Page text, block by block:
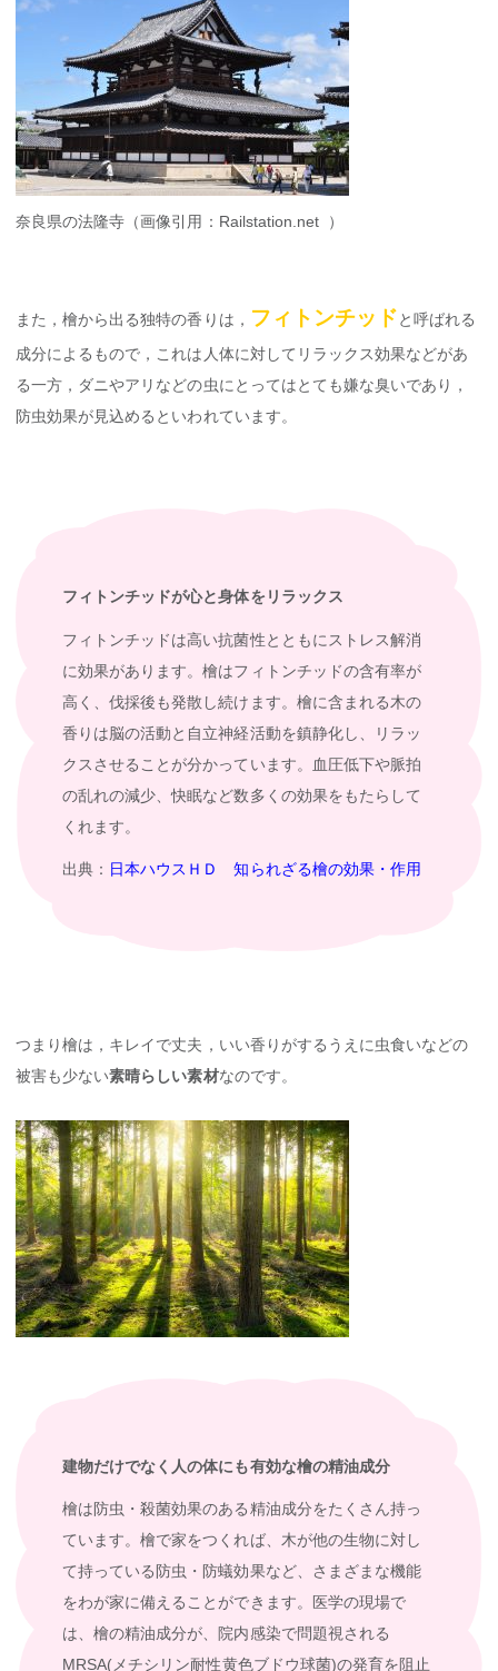
奈良県の法隆寺（画像引用：Railstation.net ）
また，檜から出る独特の香りは， フィトンチッドと呼ばれる
成分によるもので，これは人体に対してリラックス効果などがあ
る一方，ダニやアリなどの虫にとってはとても嫌な臭いであり，
防虫効果が見込めるといわれています。
フィトンチッドが心と身体をリラックス
フィトンチッドは高い抗菌性とともにストレス解消
に効果があります。檜はフィトンチッドの含有率が
高く、伐採後も発散し続けます。檜に含まれる木の
香りは脳の活動と自立神経活動を鎮静化し、リラッ
クスさせることが分かっています。血圧低下や脈拍
の乱れの減少、快眠など数多くの効果をもたらして
くれます。
出典： 日本ハウスＨＤ 知られざる檜の効果・作用
つまり檜は，キレイで丈夫，いい香りがするうえに虫食いなどの
被害も少ない素晴らしい素材なのです。
建物だけでなく人の体にも有効な檜の精油成分
檜は防虫・殺菌効果のある精油成分をたくさん持っ
ています。檜で家をつくれば、木が他の生物に対し
て持っている防虫・防蟻効果など、さまざまな機能
をわが家に備えることができます。医学の現場で
は、檜の精油成分が、院内感染で問題視される
MRSA(メチシリン耐性黄色ブドウ球菌)の発育を阻止